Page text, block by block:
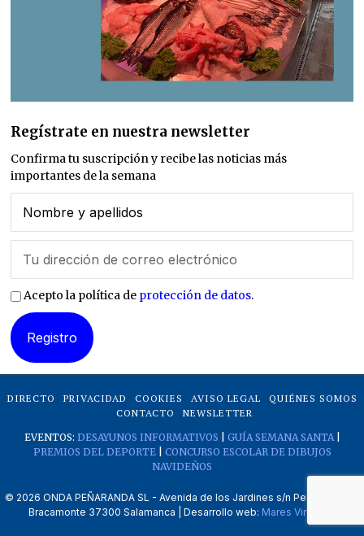
Regístrate en nuestra newsletter
Confirma tu suscripción y recibe las noticias más
importantes de la semana
Acepto la política de protección de datos.
DIRECTO PRIVACIDAD COOKIES AVISO LEGAL
QUIÉNES SOMOS
CONTACTO
NEWSLETTER
EVENTOS: DESAYUNOS INFORMATIVOS GUÍA SEMANA SANTA|
PREMIOS DEL DEPORTE| CONCURSO ESCOLAR DE DIBUJOS
NAVIDEÑOS
© 2026 ONDA PEÑARANDA SL - Avenida de los Jardines s/n Peñaranda de
Bracamonte 37300 Salamanca | Desarrollo web: Mares Virtuales